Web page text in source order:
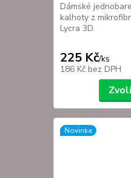
Dámské
kalhoty z
Lycra 3D.
225 Kč/ks
186 Kč bez DPH
Novinka